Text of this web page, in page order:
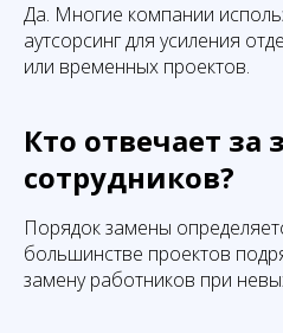
Да. Многие компании
аутсорсинг для усиления
или временных проектов.
Кто отвечает за
сотрудников?
Порядок замены
большинстве проектов
замену работников при